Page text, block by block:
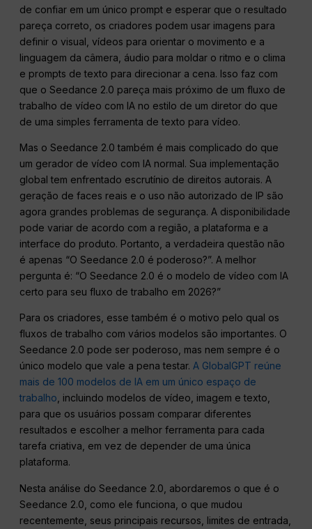
de confiar em um único prompt e esperar que o resultado
pareça correto, os criadores podem usar imagens para
definir o visual, vídeos para orientar o movimento e a
linguagem da câmera, áudio para moldar o ritmo e o clima
e prompts de texto para direcionar a cena. Isso faz com
que o Seedance 2.0 pareça mais próximo de um fluxo de
trabalho de vídeo com IA no estilo de um diretor do que
de uma simples ferramenta de texto para vídeo.
Mas o Seedance 2.0 também é mais complicado do que
um gerador de vídeo com IA normal. Sua implementação
global tem enfrentado escrutínio de direitos autorais. A
geração de faces reais e o uso não autorizado de IP são
agora grandes problemas de segurança. A disponibilidade
pode variar de acordo com a região, a plataforma e a
interface do produto. Portanto, a verdadeira questão não
é apenas “O Seedance 2.0 é poderoso?”. A melhor
pergunta é: “O Seedance 2.0 é o modelo de vídeo com IA
certo para seu fluxo de trabalho em 2026?”
Para os criadores, esse também é o motivo pelo qual os
fluxos de trabalho com vários modelos são importantes. O
Seedance 2.0 pode ser poderoso, mas nem sempre é o
único modelo que vale a pena testar.A GlobalGPT reúne
mais de 100 modelos de IA em um único espaço de
trabalho, incluindo modelos de vídeo, imagem e texto,
para que os usuários possam comparar diferentes
resultados e escolher a melhor ferramenta para cada
tarefa criativa, em vez de depender de uma única
plataforma.
Nesta análise do Seedance 2.0, abordaremos o que é o
Seedance 2.0, como ele funciona, o que mudou
recentemente, seus principais recursos, limites de entrada,